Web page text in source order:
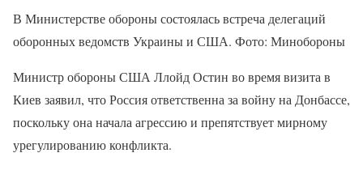
В Министерстве обороны состоялась встреча делегаций
оборонных ведомств Украины и США. Фото: Минобороны
Министр обороны США Ллойд Остин во время визита в
Киев заявил, что Россия ответственна за войну на Донбассе,
поскольку она начала агрессию и препятствует мирному
урегулированию конфликта.